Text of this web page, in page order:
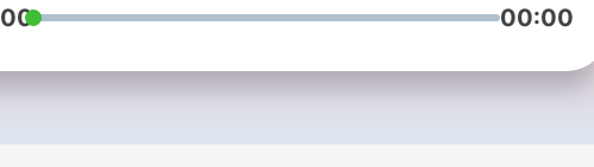
影过滤： “这部戏，是否值得花钱
00:00